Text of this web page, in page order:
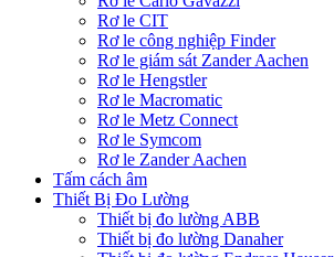
Rơ le CIT
Rơ le công nghiệp Finder
Rơ le giám sát Zander Aachen
Rơ le Hengstler
Rơ le Macromatic
Rơ le Metz Connect
Rơ le Symcom
Rơ le Zander Aachen
Tấm cách âm
Thiết Bị Đo Lường
Thiết bị đo lường ABB
Thiết bị đo lường Danaher